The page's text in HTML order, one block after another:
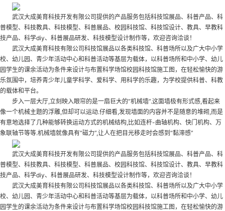
武汉大成美育科技开发有限公司提供的产品服务包括科技馆展品、科普产品、科
普模型、科技教具、科技模型、科普展品、校园科技馆、科技馆设计、教具、早教科
技产品、科学diy、科普展品研发、科技模型设计制作等，欢迎咨询洽谈！
武汉大成美育科技有限公司科技馆展品以各类科技馆、科普场所以及广大中小学
校、幼儿园、青少年活动中心和科普活动等基层为载体，以科普场所和中小学、幼儿
园学生的课余活动为条件来设计与布置科学场馆校园科技馆施工图 ，在轻松愉快的游
乐氛围中，培养青少年儿童学科学、爱科学、用科学的乐趣，为学校提供科普、科教
的载体和平台。
步入一层大厅,立刻映入眼帘的是一扇巨大的“机械墙”.这面墙极有形式感,看起来
像一个机械主题的浮雕,但却可以运动.仔细看,发现墙面的内容并不是随意的堆砌,而是
有意地选择了几种能够转换运动方式的机械结构,比如连杆-曲轴机构、快门机构、万
象联轴节等等.机械墙就像具有“磁力”,让人在把目光移走时会感到“黏滞感”
武汉大成美育科技开发有限公司提供的产品服务包括科技馆展品、科普产品、科
普模型、科技教具、科技模型、科普展品、校园科技馆、科技馆设计、教具、早教科
技产品、科学diy、科普展品研发、科技模型设计制作等，欢迎咨询洽谈！
武汉大成美育科技有限公司科技馆展品以各类科技馆、科普场所以及广大中小学
校、幼儿园、青少年活动中心和科普活动等基层为载体，以科普场所和中小学、幼儿
园学生的课余活动为条件来设计与布置科学场馆校园科技馆施工图 ，在轻松愉快的游